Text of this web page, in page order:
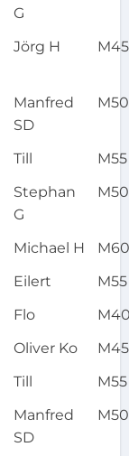
G
Jörg H M45
Manfred
SD
M50
Till
M55
Stephan
G
M50
Michael H
Eilert
M55
Flo
Oliver Ko
M45
Till
M55
Manfred
SD
M50